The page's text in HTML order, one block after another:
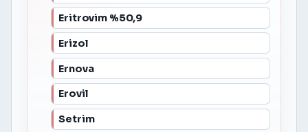
Eritrovim %50,9
Erizol
Ernova
Erovil
Setrim